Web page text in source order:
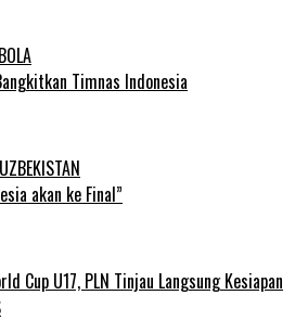
Timnas Indonesia
akan ke Final”
Cup U17, PLN Tinjau Langsung Kesiapan